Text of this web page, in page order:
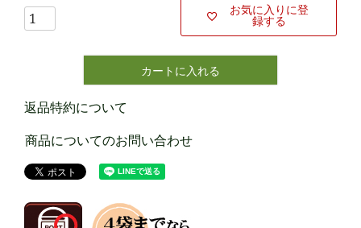
お気に入りに登
録する
カートに入れる
返品特約について
商品についてのお問い合わせ